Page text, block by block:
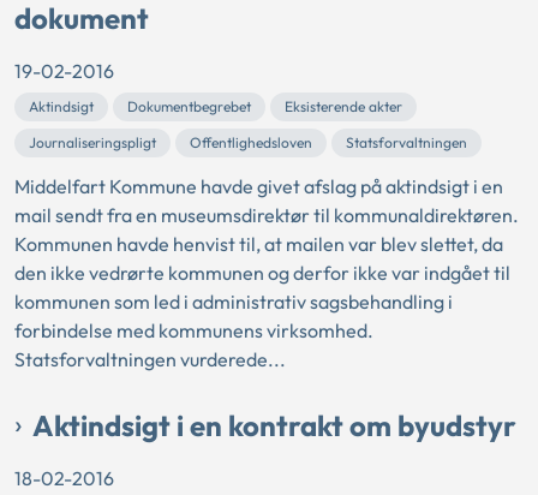
dokument
19-02-2016
Aktindsigt Dokumentbegrebet
Eksisterende akter
Journaliseringspligt
Offentlighedsloven Statsforvaltningen
Middelfart Kommune havde givet afslag på aktindsigt i en
mail sendt fra en museumsdirektør til kommunaldirektøren.
Kommunen havde henvist til, at mailen var blev slettet, da
den ikke vedrørte kommunen og derfor ikke var indgået til
kommunen som led i administrativ sagsbehandling i
forbindelse med kommunens virksomhed.
Statsforvaltningen vurderede...
Aktindsigt i en kontrakt om byudstyr
18-02-2016